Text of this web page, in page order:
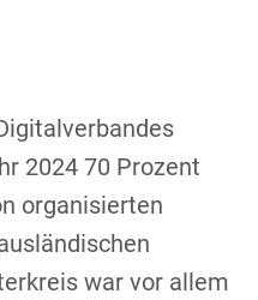
2024 70 Prozent
organisierten
war vor allem